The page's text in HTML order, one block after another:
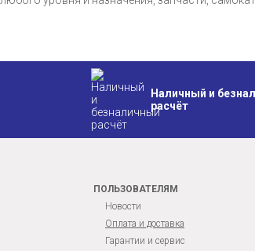
Наличный и
расчёт
ПОЛЬЗОВАТЕЛЯМ
Новости
Оплата и доставка
Гарантии и сервис